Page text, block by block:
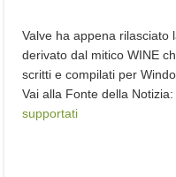
Valve ha appena rilasciato
derivato dal mitico WINE
scritti e compilati per
Vai alla Fonte della Notizia:
supportati